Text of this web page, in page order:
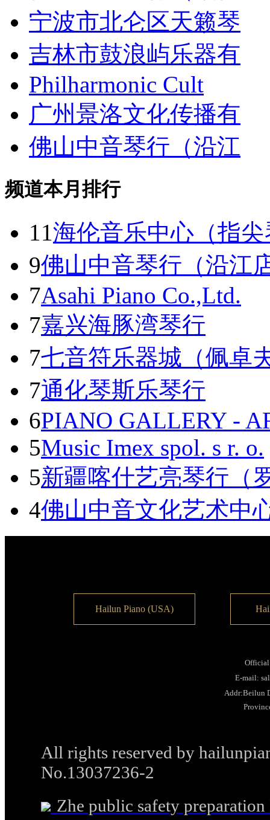
宁波市北仑区天籁琴
吉林市鼓浪屿乐器有
Philharmonic Cult
广州景洛文化传播有
佛山中音琴行（沿江
频道本月排行
11海伦音乐中心（指
9佛山中音琴行（沿江
7Asahi Piano Co.,Ltd.
7嘉兴海豚湾琴行
7七音符乐器城（佩卓
7通化琴斯乐琴行
6PIANO GALLERY -
5Music Imex spol. s r. o.
5新疆喀什艺亮琴行（
4佛山中音文化艺术中
Hailun Piano (USA)
E-mail:
Addr:Beilun
All rights reserved by
No.13037236-2
Zhe public safety